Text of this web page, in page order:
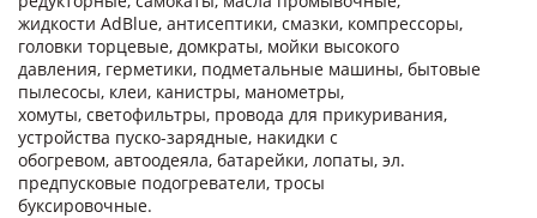
жидкости AdBlue, антисептики, смазки, компрессоры,
головки торцевые, домкраты, мойки высокого
давления, герметики, подметальные машины, бытовые
пылесосы, клеи, канистры, манометры,
хомуты, светофильтры, провода для прикуривания,
устройства пуско-зарядные, накидки с
обогревом, автоодеяла, батарейки, лопаты, эл.
предпусковые подогреватели, тросы
буксировочные.